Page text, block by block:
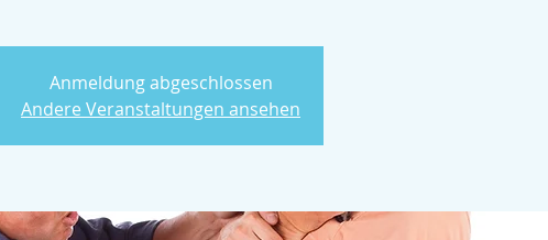
Anmeldung abgeschlossen
Andere Veranstaltungen ansehen